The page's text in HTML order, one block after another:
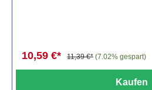
10,59 €* 11,39 €* (7.02% gespart)
Kaufen